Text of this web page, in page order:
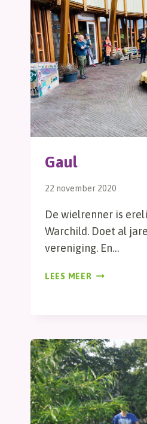
Gaul
22 november 2020
De wielrenner is
Warchild. Doet al
vereniging. En…
LEES MEER GAUL